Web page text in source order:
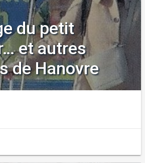
du petit
et autres
de Hanovre